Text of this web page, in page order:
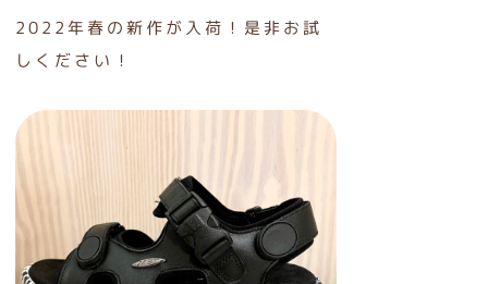
2022年春の新作が入荷！是非お試
しください！